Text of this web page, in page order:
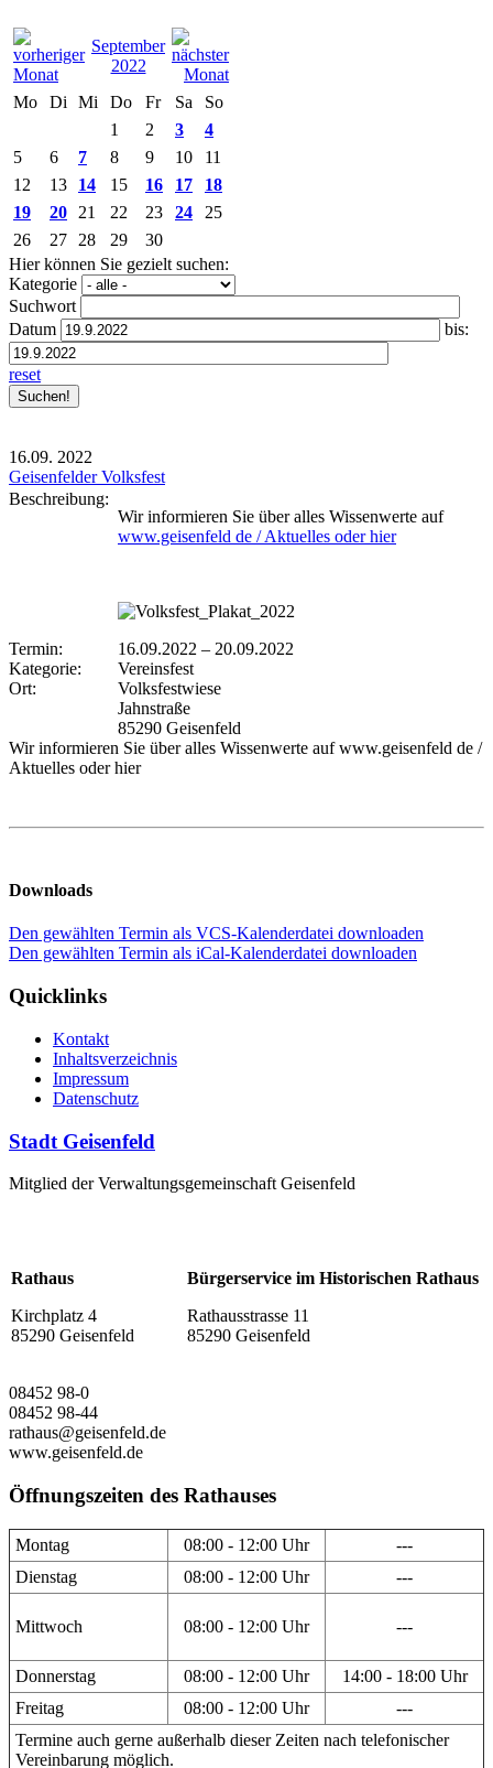
September
2022
Mo
Di Mi Do Fr Sa
So
1
2 3
4
5
6 7 8 9 10
11
12
13 14 15 16 17
18
19
20 21 22 23 24
25
26
27 28 29
30
Hier können Sie gezielt suchen:
Kategorie
Suchwort
Datum
bis:
reset
16.09. 2022
Geisenfelder Volksfest
Beschreibung:
Wir informieren Sie über alles Wissenwerte auf
www.geisenfeld de / Aktuelles oder hier
Termin: 16.09.2022 – 20.09.2022
Kategorie:
Vereinsfest
Ort:
Volksfestwiese
Jahnstraße
85290 Geisenfeld
Wir informieren Sie über alles Wissenwerte auf www.geisenfeld de /
Aktuelles oder hier
Downloads
Den gewählten Termin als VCS-Kalenderdatei downloaden
Den gewählten Termin als iCal-Kalenderdatei downloaden
Quicklinks
Kontakt
Inhaltsverzeichnis
Impressum
Datenschutz
Stadt Geisenfeld
Mitglied der Verwaltungsgemeinschaft Geisenfeld
Rathaus
Kirchplatz 4
85290 Geisenfeld
Bürgerservice im Historischen Rathaus
Rathausstrasse 11
85290 Geisenfeld
08452 98-0
08452 98-44
rathaus@geisenfeld.de
www.geisenfeld.de
Öffnungszeiten des Rathauses
Montag 08:00 - 12:00 Uhr
---
Dienstag
08:00 - 12:00 Uhr ---
Mittwoch 08:00 - 12:00 Uhr ---
Donnerstag 08:00 - 12:00 Uhr
14:00 - 18:00 Uhr
Freitag
08:00 - 12:00 Uhr
---
Termine auch gerne außerhalb dieser Zeiten nach telefonischer
Vereinbarung möglich.